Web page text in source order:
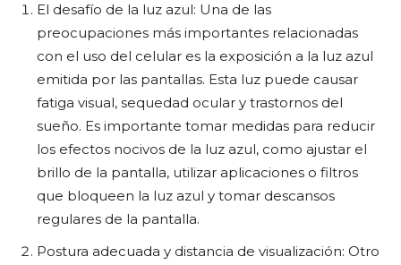
El desafío de la luz azul: Una de las
preocupaciones más importantes relacionadas
con el uso del celular es la exposición a la luz azul
emitida por las pantallas. Esta luz puede causar
fatiga visual, sequedad ocular y trastornos del
sueño. Es importante tomar medidas para reducir
los efectos nocivos de la luz azul, como ajustar el
brillo de la pantalla, utilizar aplicaciones o filtros
que bloqueen la luz azul y tomar descansos
regulares de la pantalla.
Postura adecuada y distancia de visualización: Otro